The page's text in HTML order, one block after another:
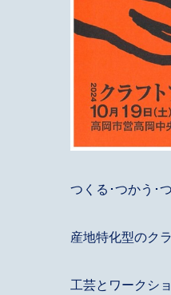
つくる･つかう･
産地特化型のク
工芸とワークシ